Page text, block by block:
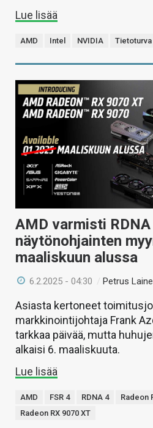
Lue lisää
AMD Intel NVIDIA Tietoturva
AMD varmisti
näytönohjainten
maaliskuun alussa
6.2.2025 - 04:30 /Petrus Laine
Asiasta kertoneet
markkinointijohtaja Frank
tarkkaa päivää, mutta
alkaisi 6. maaliskuuta.
Lue lisää
AMD FSR 4 RDNA 4
Radeon
Radeon RX 9070 XT